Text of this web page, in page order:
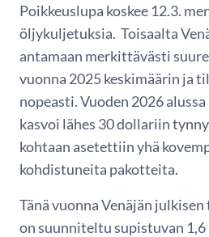
Poikkeuslupa koskee 12.3.
öljykuljetuksia. Toisaalta
antamaan merkittävästi
vuonna 2025 keskimäärin ja
nopeasti. Vuoden 2026
kasvoi lähes 30 dollariin
kohtaan asetettiin yhä
kohdistuneita pakotteita.
Tänä vuonna Venäjän
on suunniteltu supistuvan